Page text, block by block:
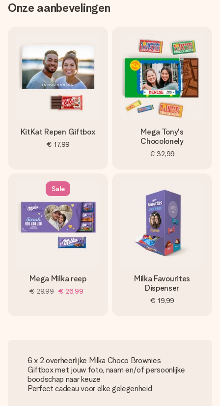
Onze aanbevelingen
KitKat Repen Giftbox
€ 17,99
Mega Tony's
Chocolonely
€ 32,99
Sale
Mega Milka reep
€ 29,99 € 26,99
Milka Favourites
Dispenser
€ 19,99
6 x 2 overheerlijke Milka Choco Brownies
Giftbox met jouw foto, naam en/of persoonlijke
boodschap naar keuze
Perfect cadeau voor elke gelegenheid